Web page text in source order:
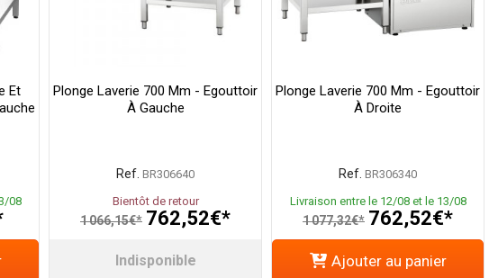
Et
08
Plonge Laverie 700 Mm - Egouttoir
À Gauche
Ref. BR306640
Bientôt de retour
1 066,15€* 762,52€*
Indisponible
Plonge Laverie 700 Mm - Egouttoir
À Droite
Ref. BR306340
Livraison entre le 12/08 et le 13/08
1 077,32€* 762,52€*
Ajouter au panier